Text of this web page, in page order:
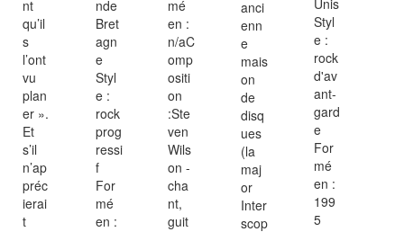
nt
qu’il
s
l’ont
vu
plan
er ».
Et
s’il
n’ap
préc
ierai
t
nde
Bret
agn
e
Styl
e :
rock
prog
ressi
f
For
mé
en :
mé
en :
n/aC
omp
ositi
on
:Ste
ven
Wils
on -
cha
nt,
guit
anci
enn
e
mais
on
de
disq
ues
(la
maj
or
Inter
scop
Styl
e :
rock
d'av
ant-
gard
e
For
mé
en :
199
5